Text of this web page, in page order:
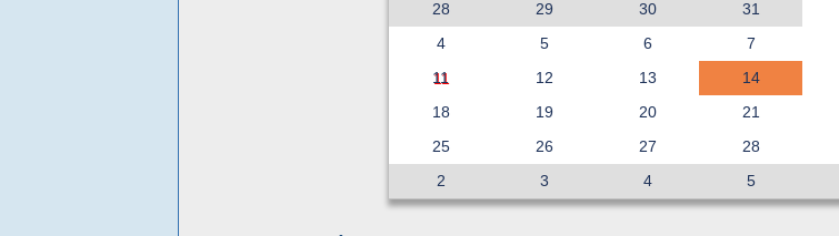
28
29 30 31
4
5 6 7
11
12 13 14
18
19 20 21
25
26 27 28
2
3 4 5